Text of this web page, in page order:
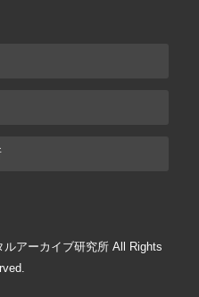
アーカイブ研究所 All Rights